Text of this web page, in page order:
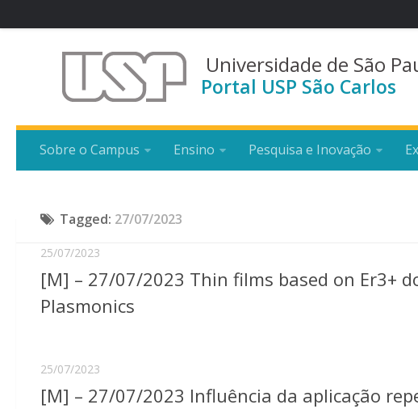
Universidade de São
Portal USP São Carlos
Sobre o Campus Ensino Pesquisa e Inovação
Tagged: 27/07/2023
25/07/2023
[M] – 27/07/2023 Thin films based on Er3+
Plasmonics
25/07/2023
[M] – 27/07/2023 Influência da aplicação